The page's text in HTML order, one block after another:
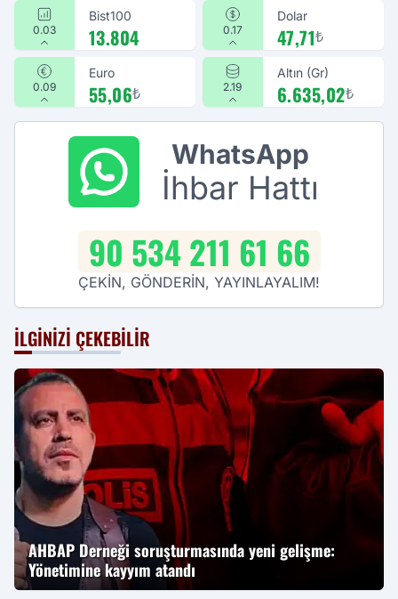
0.03
Bist100
13.804 0.17
Dolar
47,71₺
0.09
Euro
55,06₺ 2.19
Altın (Gr)
6.635,02₺
WhatsApp
İhbar Hattı
90 534 211 61 66
ÇEKİN, GÖNDERİN, YAYINLAYALIM!
İLGINIZI ÇEKEBILIR
AHBAP Derneği soruşturmasında yeni gelişme:
Yönetimine kayyım atandı